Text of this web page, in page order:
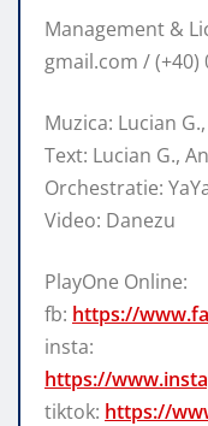
Management &
gmail.com / (+40)
Muzica: Lucian
Text: Lucian G.,
Orchestratie:
Video: Danezu
PlayOne Online:
fb: https://
insta:
https://
tiktok: https://